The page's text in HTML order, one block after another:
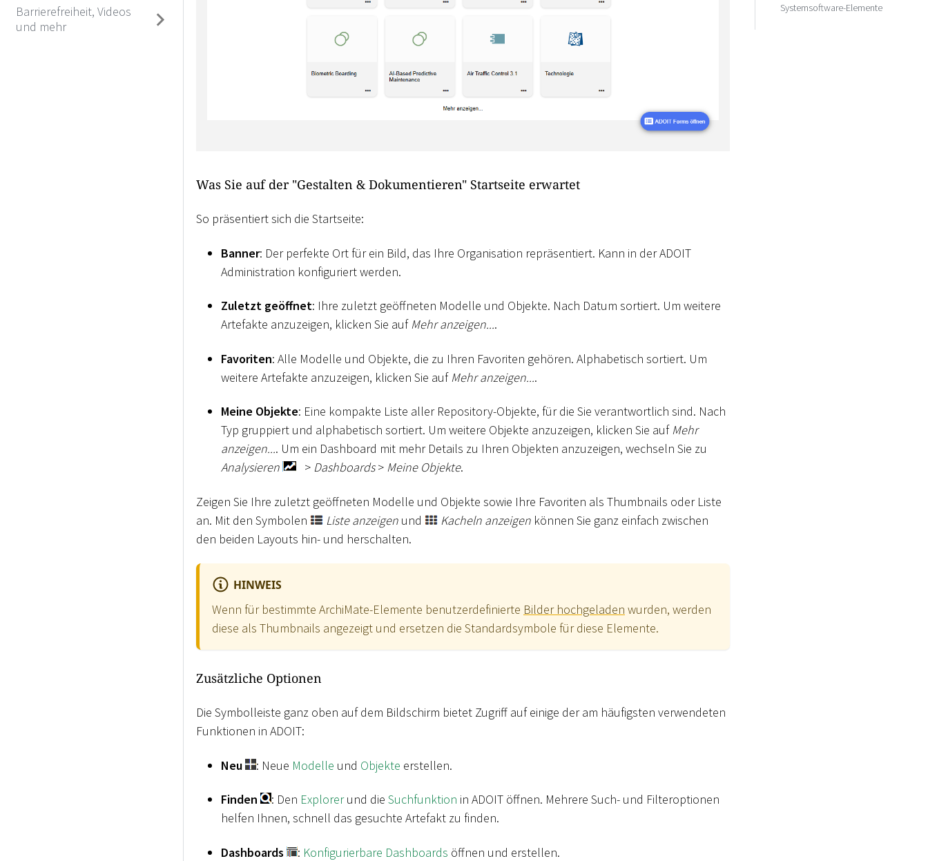
Barrierefreiheit, Videos
und mehr
Was Sie auf der "Gestalten & Dokumentieren" Startseite erwartet
So präsentiert sich die Startseite:
Banner: Der perfekte Ort für ein Bild, das Ihre Organisation repräsentiert. Kann in der ADOIT
Administration konfiguriert werden.
Zuletzt geöffnet: Ihre zuletzt geöffneten Modelle und Objekte. Nach Datum sortiert. Um weitere
Artefakte anzuzeigen, klicken Sie aufMehr anzeigen....
Favoriten: Alle Modelle und Objekte, die zu Ihren Favoriten gehören. Alphabetisch sortiert. Um
weitere Artefakte anzuzeigen, klicken Sie aufMehr anzeigen....
Meine Objekte: Eine kompakte Liste aller Repository-Objekte, für die Sie verantwortlich sind. Nach
Typ gruppiert und alphabetisch sortiert. Um weitere Objekte anzuzeigen, klicken Sie aufMehr
anzeigen.... Um ein Dashboard mit mehr Details zu Ihren Objekten anzuzeigen, wechseln Sie zu
Analysieren
> Dashboards > Meine Objekte.
Zeigen Sie Ihre zuletzt geöffneten Modelle und Objekte sowie Ihre Favoriten als Thumbnails oder Liste
an. Mit den Symbolen
Liste anzeigen und Kacheln anzeigen können Sie ganz einfach zwischen
den beiden Layouts hin- und herschalten.
HINWEIS
Wenn für bestimmte ArchiMate-Elemente benutzerdefinierte Bilder hochgeladen wurden, werden
diese als Thumbnails angezeigt und ersetzen die Standardsymbole für diese Elemente.
Zusätzliche Optionen
Die Symbolleiste ganz oben auf dem Bildschirm bietet Zugriff auf einige der am häufigsten verwendeten
Funktionen in ADOIT:
Neu : Neue Modelle und Objekte erstellen.
Finden : Den Explorerund die Suchfunktion in ADOIT öffnen. Mehrere Such- und Filteroptionen
helfen Ihnen, schnell das gesuchte Artefakt zu finden.
Dashboards : Konfigurierbare Dashboards öffnen und erstellen.
Systemsoftware-Elemente